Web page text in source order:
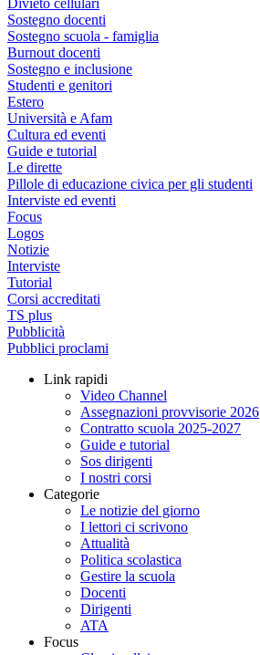
Divieto cellulari
Sostegno docenti
Sostegno scuola - famiglia
Burnout docenti
Sostegno e inclusione
Studenti e genitori
Estero
Università e Afam
Cultura ed eventi
Guide e tutorial
Le dirette
Pillole di educazione civica per gli studenti
Interviste ed eventi
Focus
Logos
Notizie
Interviste
Tutorial
Corsi accreditati
TS plus
Pubblicità
Pubblici proclami
Link rapidi
Video Channel
Assegnazioni provvisorie 2026
Contratto scuola 2025-2027
Guide e tutorial
Sos dirigenti
I nostri corsi
Categorie
Le notizie del giorno
I lettori ci scrivono
Attualità
Politica scolastica
Gestire la scuola
Docenti
Dirigenti
ATA
Focus